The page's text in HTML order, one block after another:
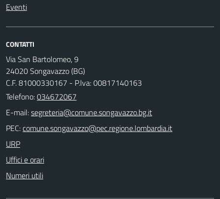
Eventi
CONTATTI
Via San Bartolomeo, 9
24020 Songavazzo (BG)
C.F. 81000330167 - P.Iva: 00817140163
Telefono:034672067
E-mail:
PEC:
URP
Uffici e orari
Numeri utili